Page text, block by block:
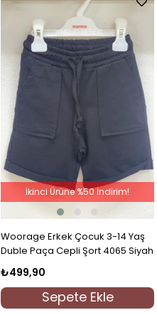
Woorage Erkek Çocuk 3-14 Yaş
Duble Paça Cepli Şort 4065 Siyah
₺499,90
Sepete Ekle
İkinci Ürüne %50 İndirim!